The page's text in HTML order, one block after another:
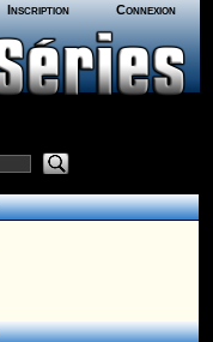
Inscription Connexion